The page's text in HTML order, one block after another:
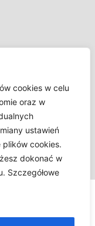
cookies w celu
oraz w
ustawień
cookies.
dokonać w
Szczegółowe